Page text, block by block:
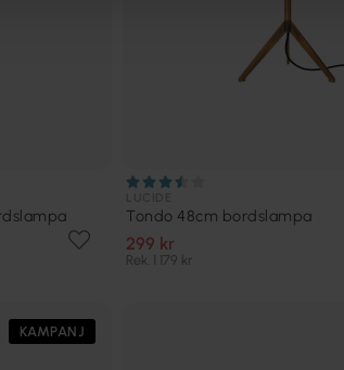
Tondo 48cm bordslampa
299 kr
Rek. 1 179 kr
KAMPANJ